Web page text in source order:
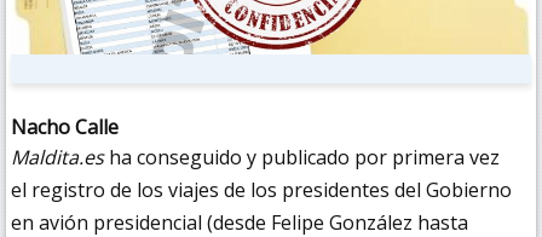
Nacho Calle
Maldita.esha conseguido y publicado por primera vez
el registro de los viajes de los presidentes del Gobierno
en avión presidencial (desde Felipe González hasta